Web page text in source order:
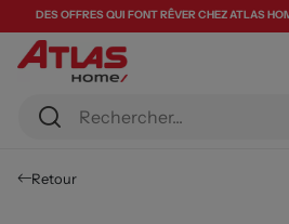
DES OFFRES QUI FONT RÊVER CHEZ ATLAS
Retour